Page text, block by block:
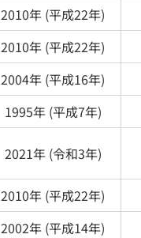
2010年 (平成22年)
2010年 (平成22年)
2004年 (平成16年)
1995年 (平成7年)
2021年 (令和3年)
2010年 (平成22年)
2002年 (平成14年)